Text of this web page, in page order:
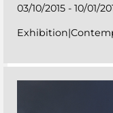
03/10/2015 - 10/01/